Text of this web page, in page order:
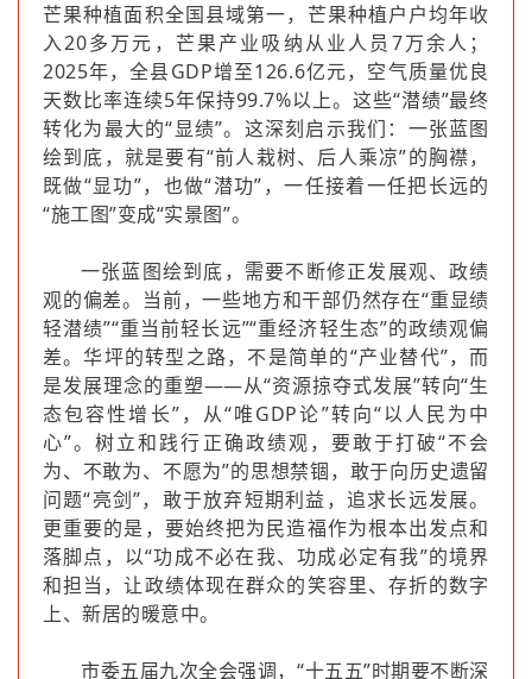
芒果种植面积全国县域第一，芒果种植户户均年收
入20多万元，芒果产业吸纳从业人员7万余人；
2025年，全县GDP增至126.6亿元，空气质量优良
天数比率连续5年保持99.7%以上。这些“潜绩”最终
转化为最大的“显绩”。这深刻启示我们：一张蓝图
绘到底，就是要有“前人栽树、后人乘凉”的胸襟，
既做“显功”，也做“潜功”，一任接着一任把长远的
“施工图”变成“实景图”。
一张蓝图绘到底，需要不断修正发展观、政绩
观的偏差。当前，一些地方和干部仍然存在“重显绩
轻潜绩”“重当前轻长远”“重经济轻生态”的政绩观偏
差。华坪的转型之路，不是简单的“产业替代”，而
是发展理念的重塑——从“资源掠夺式发展”转向“生
态包容性增长”，从“唯GDP论”转向“以人民为中
心”。树立和践行正确政绩观，要敢于打破“不会
为、不敢为、不愿为”的思想禁锢，敢于向历史遗留
问题“亮剑”，敢于放弃短期利益，追求长远发展。
更重要的是，要始终把为民造福作为根本出发点和
落脚点，以“功成不必在我、功成必定有我”的境界
和担当，让政绩体现在群众的笑容里、存折的数字
上、新居的暖意中。
市委五届九次全会强调，“十五五”时期要不断深